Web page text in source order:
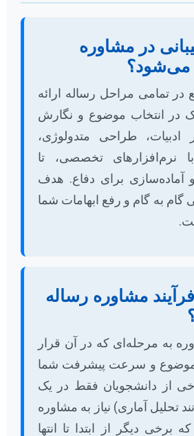
در مشاوره
می‌شود؟
در تمامی مراحل رساله ارائه
در انتخاب موضوع و نگارش
ادبیات، طراحی متدولوژی،
نرم‌افزارهای تخصصی، تا
برای دفاع. هدف
گام به گام و رفع ابهامات شما
مشاوره رساله
به مرحله‌ای که در آن قرار
موضوع و سرعت پیشرفت شما
از دانشجویان فقط در یک
تحلیل آماری) نیاز به مشاوره
برخی دیگر از ابتدا تا انتها